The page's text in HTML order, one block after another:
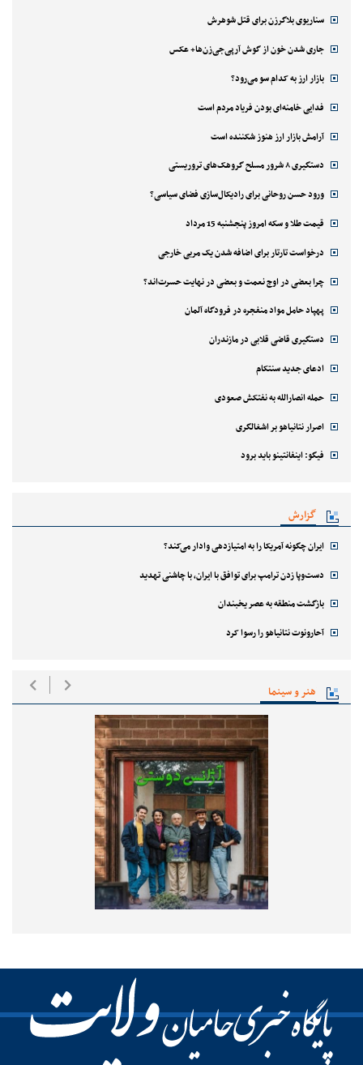
سناریوی بلاگرزن برای قتل شوهرش
جاری شدن خون از گوش آرپی‌جی‌زن‌ها+ عکس
بازار ارز به کدام سو می‌رود؟
فدایی خامنه‌ای بودن فریاد مردم است
آرامش بازار ارز هنوز شکننده است
دستگیری ۸ شرور مسلح گروهک‌های تروریستی
ورود حسن روحانی برای رادیکال‌سازی فضای سیاسی؟
قیمت طلا و سکه امروز پنجشنبه 15 مرداد
درخواست تارتار برای اضافه شدن یک مربی خارجی
چرا بعضی در اوج نعمت و بعضی در نهایت حسرت‌اند؟
پهپاد حامل مواد منفجره در فرودگاه آلمان
دستگیری قاضی قلابی در مازندران
ادعای جدید سنتکام
حمله انصارالله به نفتکش صعودی
اصرار نتانیاهو بر اشغالگری
فیگو: اینفانتینو باید برود
گزارش
ایران چگونه آمریکا را به امتیازدهی وادار می‌کند؟
دست‌وپا زدن ترامپ برای توافق با ایران، با چاشنی تهدید
بازگشت منطقه به عصر یخبندان
آحارونوت نتانیاهو را رسوا کرد
هنر و سینما